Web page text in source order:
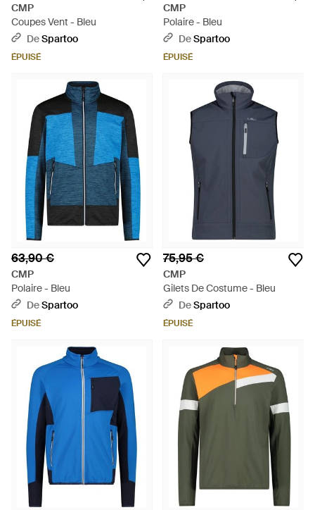
CMP
Coupes Vent - Bleu
DeSpartoo
ÉPUISÉ
CMP
Polaire - Bleu
DeSpartoo
ÉPUISÉ
63,90 €
CMP
Polaire - Bleu
DeSpartoo
ÉPUISÉ
75,95 €
CMP
Gilets De Costume - Bleu
DeSpartoo
ÉPUISÉ